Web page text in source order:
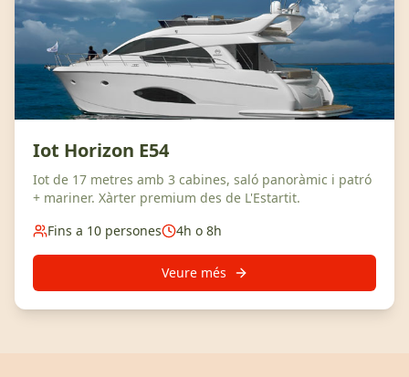
Iot Horizon E54
Iot de 17 metres amb 3 cabines, saló panoràmic i patró
+ mariner. Xàrter premium des de L'Estartit.
Fins a 10 persones
4h o 8h
Veure més